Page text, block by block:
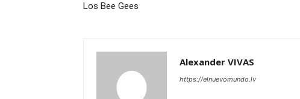
Los Bee Gees
Alexander VIVAS
https://elnuevomundo.lv